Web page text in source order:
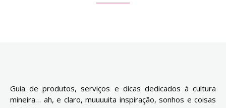
Guia de produtos, serviços e dicas dedicados à cultura
mineira… ah, e claro, muuuuita inspiração, sonhos e coisas